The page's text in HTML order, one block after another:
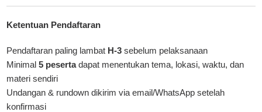
Ketentuan Pendaftaran
Pendaftaran paling lambat H-3 sebelum pelaksanaan
Minimal5 pesertadapat menentukan tema, lokasi, waktu, dan
materi sendiri
Undangan & rundown dikirim via email/WhatsApp setelah
konfirmasi